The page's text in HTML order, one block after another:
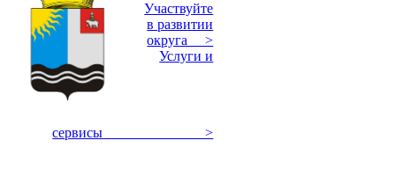
Участвуйте
в развитии
округа >
Услуги и
сервисы >